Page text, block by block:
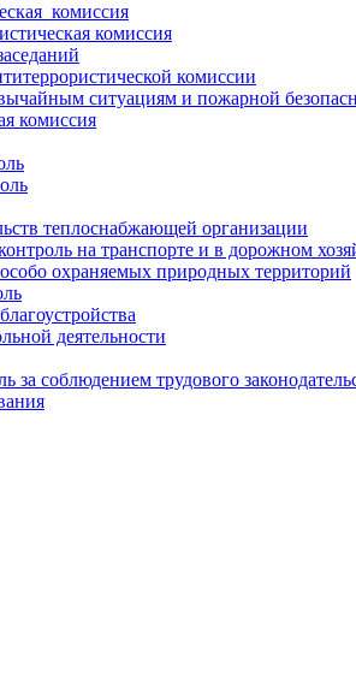
комиссия
комиссия
комиссии
ситуациям и пожарной
комиссия
теплоснабжающей организации
на транспорте и в дорожном
охраняемых природных территорий
деятельности
за соблюдением трудового